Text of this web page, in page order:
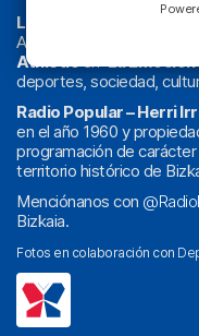
La radio sin cadenas
.
Actualidad y
Athletic
deportes, sociedad,
Radio Popular – Herri
en el año 1960 y
programación de
territorio histórico de
Menciónanos con
Bizkaia.
Fotos en colaboración con